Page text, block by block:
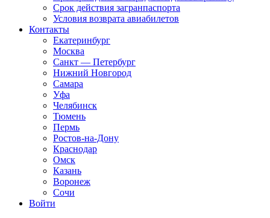
Срок действия загранпаспорта
Условия возврата авиабилетов
Контакты
Екатеринбург
Москва
Санкт — Петербург
Нижний Новгород
Самара
Уфа
Челябинск
Тюмень
Пермь
Ростов-на-Дону
Краснодар
Омск
Казань
Воронеж
Сочи
Войти